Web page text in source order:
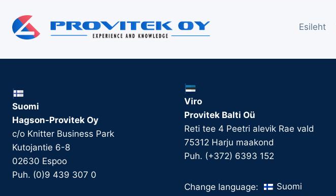
Esileht
Suomi
Hagson-Provitek Oy
c/o Knitter Business Park
Kutojantie 6-8
02630 Espoo
Puh. (0)9 439 307 0
Viro
Provitek Balti Oü
Reti tee 4 Peetri alevik Rae vald
75312 Harju maakond
Puh. (+372) 6393 152
Change language: Suomi